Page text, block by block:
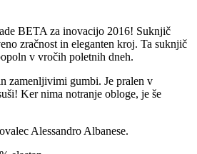
BETA za inovacijo 2016! Suknjič
zračnost in eleganten kroj. Ta suknjič
v vročih poletnih dneh.
zamenljivimi gumbi. Je pralen v
Ker nima notranje obloge, je še
Alessandro Albanese.